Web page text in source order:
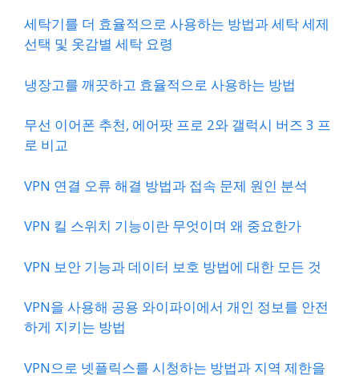
세탁기를 더 효율적으로 사용하는 방법과 세탁 세제
선택 및 옷감별 세탁 요령
냉장고를 깨끗하고 효율적으로 사용하는 방법
무선 이어폰 추천, 에어팟 프로 2와 갤럭시 버즈 3 프
로 비교
VPN 연결 오류 해결 방법과 접속 문제 원인 분석
VPN 킬 스위치 기능이란 무엇이며 왜 중요한가
VPN 보안 기능과 데이터 보호 방법에 대한 모든 것
VPN을 사용해 공용 와이파이에서 개인 정보를 안전
하게 지키는 방법
VPN으로 넷플릭스를 시청하는 방법과 지역 제한을